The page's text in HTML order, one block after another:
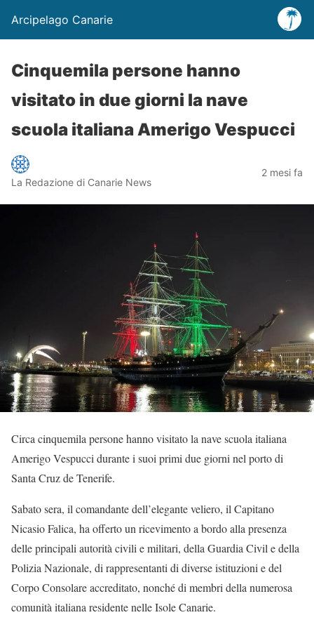
Arcipelago Canarie
Cinquemila persone hanno
visitato in due giorni la nave
scuola italiana Amerigo Vespucci
La Redazione di Canarie News
2 mesi fa
Circa cinquemila persone hanno visitato la nave scuola italiana
Amerigo Vespucci durante i suoi primi due giorni nel porto di
Santa Cruz de Tenerife.
Sabato sera, il comandante dell’elegante veliero, il Capitano
Nicasio Falica, ha offerto un ricevimento a bordo alla presenza
delle principali autorità civili e militari, della Guardia Civil e della
Polizia Nazionale, di rappresentanti di diverse istituzioni e del
Corpo Consolare accreditato, nonché di membri della numerosa
comunità italiana residente nelle Isole Canarie.